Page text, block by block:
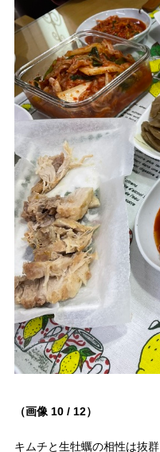
（画像 10 / 12）
キムチと生牡蠣の相性は抜群